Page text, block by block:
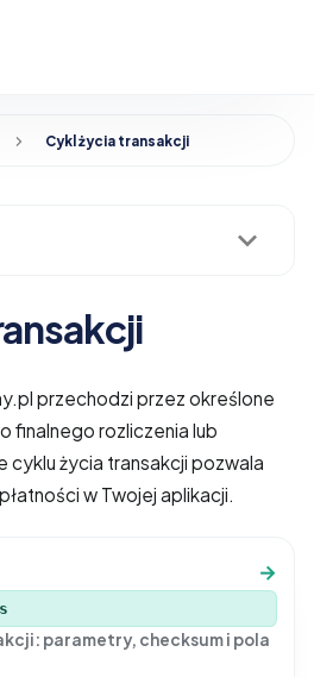
Cykl życia transakcji
przechodzi przez określone
finalnego rozliczenia lub
cyklu życia transakcji pozwala
w Twojej aplikacji.
→
parametry, checksum i pola